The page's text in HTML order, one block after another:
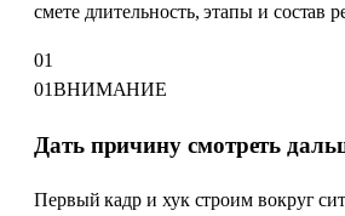
смете длительность, этапы и состав
01
01ВНИМАНИЕ
Дать причину смотреть
Первый кадр и хук строим вокруг